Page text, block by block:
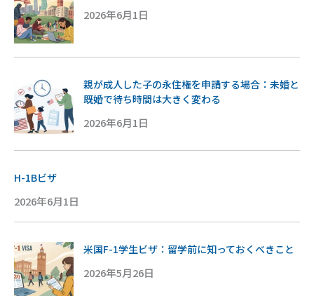
2026年6月1日
親が成人した子の永住権を申請する場合：未婚と
既婚で待ち時間は大きく変わる
2026年6月1日
H-1Bビザ
2026年6月1日
米国F-1学生ビザ：留学前に知っておくべきこと
2026年5月26日